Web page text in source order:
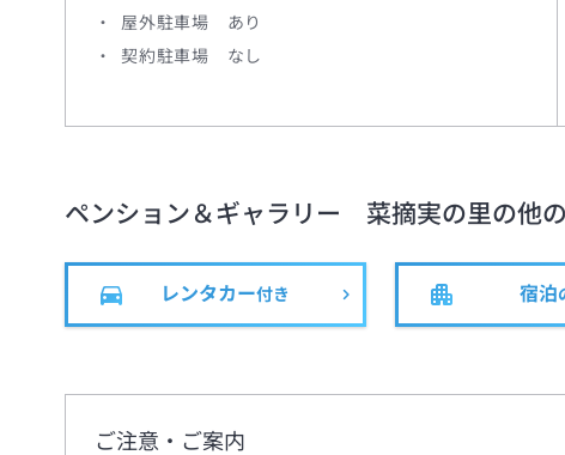
屋外駐車場
あり
契約駐車場
なし
ペンション＆ギャラリー 菜摘実の里の他
レンタカー付き 宿泊
ご注意・ご案内